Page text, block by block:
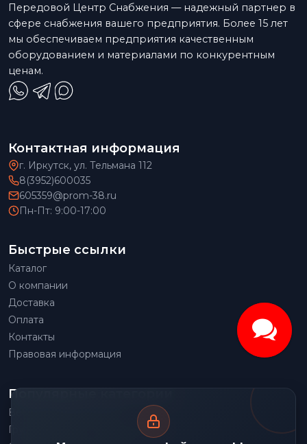
Передовой Центр Снабжения — надежный партнер в
сфере снабжения вашего предприятия. Более 15 лет
мы обеспечиваем предприятия качественным
оборудованием и материалами по конкурентным
ценам.
Контактная информация
г. Иркутск, ул. Тельмана 112
8(3952)600035
605359@prom-38.ru
Пн-Пт: 9:00-17:00
Быстрые ссылки
Каталог
О компании
Доставка
Оплата
Контакты
Правовая информация
Популярные категории
Весовое оборудование
Грузоподъемное оборудование